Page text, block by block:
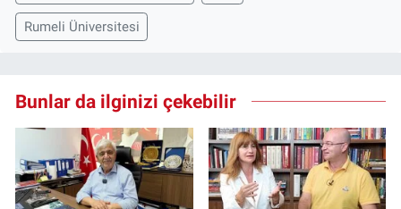
Rumeli Üniversitesi
Bunlar da ilginizi çekebilir